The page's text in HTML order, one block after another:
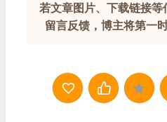
若文章图片、下载链接
留言反馈，博主将第一